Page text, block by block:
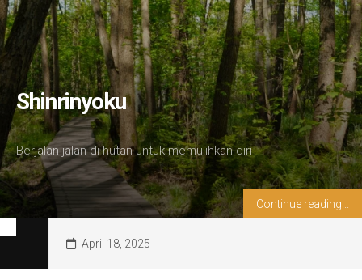
Shinrinyoku
Berjalan-jalan di hutan untuk memulihkan diri
Continue reading...
April 18, 2025